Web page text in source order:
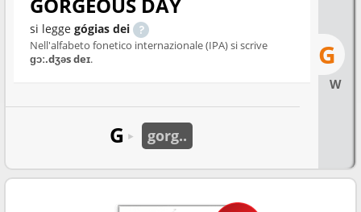
G
W
si legge gógias dei
Nell'alfabeto fonetico internazionale (IPA) si scrive
ɡɔː.dʒəs deɪ.
G ► gorg..